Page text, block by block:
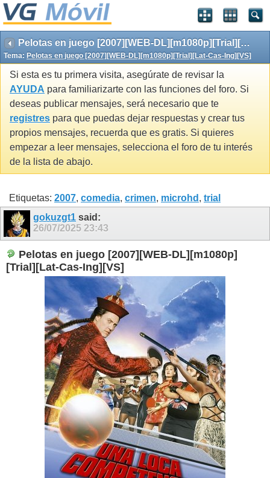
Pelotas en juego [2007][WEB-DL][m1080p][Trial][Lat-Cas-Ing][VS]
Tema: Pelotas en juego [2007][WEB-DL][m1080p][Trial][Lat-Cas-Ing][VS]
Si esta es tu primera visita, asegúrate de revisar la
AYUDA para familiarizarte con las funciones del foro. Si
deseas publicar mensajes, será necesario que te
registres para que puedas dejar respuestas y crear tus
propios mensajes, recuerda que es gratis. Si quieres
empezar a leer mensajes, selecciona el foro de tu interés
de la lista de abajo.
Etiquetas: 2007, comedia, crimen, microhd , trial
gokuzgt1 said:
26/07/2025 23:43
Pelotas en juego [2007][WEB-DL][m1080p]
[Trial][Lat-Cas-Ing][VS]